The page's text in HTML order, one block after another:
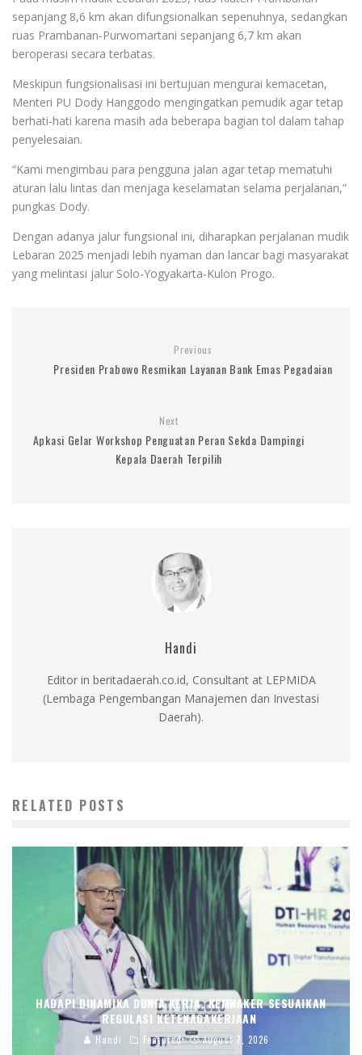
sepanjang 8,6 km akan difungsionalkan sepenuhnya, sedangkan
ruas Prambanan-Purwomartani sepanjang 6,7 km akan
beroperasi secara terbatas.
Meskipun fungsionalisasi ini bertujuan mengurai kemacetan,
Menteri PU Dody Hanggodo mengingatkan pemudik agar tetap
berhati-hati karena masih ada beberapa bagian tol dalam tahap
penyelesaian.
“Kami mengimbau para pengguna jalan agar tetap mematuhi
aturan lalu lintas dan menjaga keselamatan selama perjalanan,”
pungkas Dody.
Dengan adanya jalur fungsional ini, diharapkan perjalanan mudik
Lebaran 2025 menjadi lebih nyaman dan lancar bagi masyarakat
yang melintasi jalur Solo-Yogyakarta-Kulon Progo.
Previous
Presiden Prabowo Resmikan Layanan Bank Emas Pegadaian
Next
Apkasi Gelar Workshop Penguatan Peran Sekda Dampingi
Kepala Daerah Terpilih
Handi
Editor in beritadaerah.co.id, Consultant at LEPMIDA
(Lembaga Pengembangan Manajemen dan Investasi
Daerah).
RELATED POSTS
HADAPI DINAMIKA DUNIA KERJA, KEMNAKER SESUAIKAN
REGULASI KETENAGAKERJAAN
Handi Featured August 7, 2026